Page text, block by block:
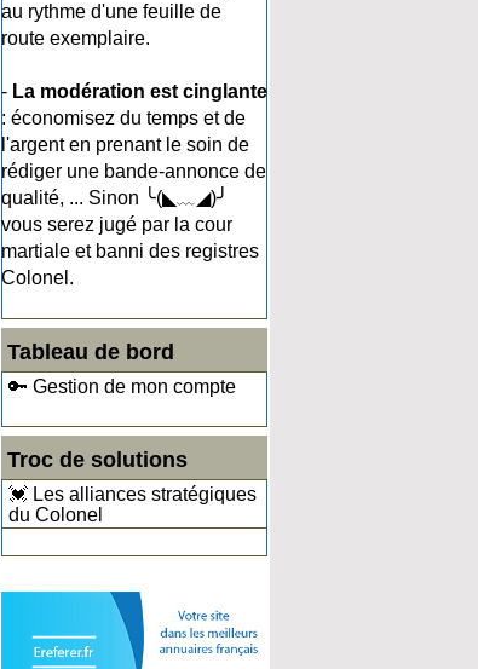
au rythme d'une feuille de
route exemplaire.
- La modération est cinglante
: économisez du temps et de
l'argent en prenant le soin de
rédiger une bande-annonce de
qualité, ... Sinon ╰(◣﹏◢)╯
vous serez jugé par la cour
martiale et banni des registres
Colonel.
Tableau de bord
🔑 Gestion de mon compte
Troc de solutions
💓 Les alliances stratégiques
du Colonel